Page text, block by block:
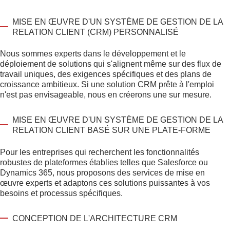
MISE EN ŒUVRE D'UN SYSTÈME DE GESTION DE LA
RELATION CLIENT (CRM) PERSONNALISÉ
Nous sommes experts dans le développement et le
déploiement de solutions qui s'alignent même sur des flux de
travail uniques, des exigences spécifiques et des plans de
croissance ambitieux. Si une solution CRM prête à l'emploi
n'est pas envisageable, nous en créerons une sur mesure.
MISE EN ŒUVRE D'UN SYSTÈME DE GESTION DE LA
RELATION CLIENT BASÉ SUR UNE PLATE-FORME
Pour les entreprises qui recherchent les fonctionnalités
robustes de plateformes établies telles que Salesforce ou
Dynamics 365, nous proposons des services de mise en
œuvre experts et adaptons ces solutions puissantes à vos
besoins et processus spécifiques.
CONCEPTION DE L'ARCHITECTURE CRM